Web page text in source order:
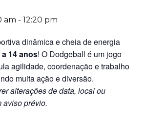
am - 12:20 pm
dinâmica e cheia de energia
a 14 anos! O Dodgeball é um jogo
agilidade, coordenação e trabalho
muita ação e diversão.
alterações de data, local ou
aviso prévio.